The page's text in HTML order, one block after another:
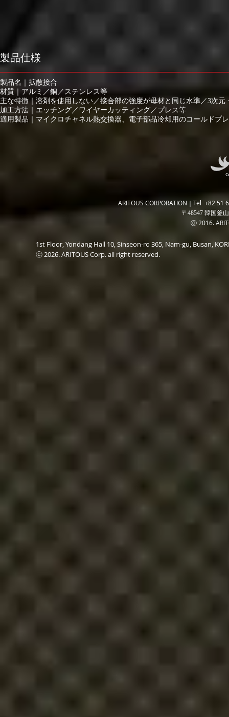
製品仕様
製品名｜拡散接合
材質｜アルミ／銅／ステンレス等
主な特徴｜溶剤を使用しない／接合部の強度が母材と同じ水準／3次
加工方法｜エッチング／ワイヤーカッティング／プレス等
適用製品｜マイクロチャネル熱交換器、電子部品冷却用のコールドプ
ARITOUS CORPORATION｜Tel +82
〒48547 韓国釜
ⓒ 2016.
1st Floor, Yondang Hall 10, Sinseon-ro 365, Nam-gu, Busan,
ⓒ 2026. ARITOUS Corp. all right reserved.